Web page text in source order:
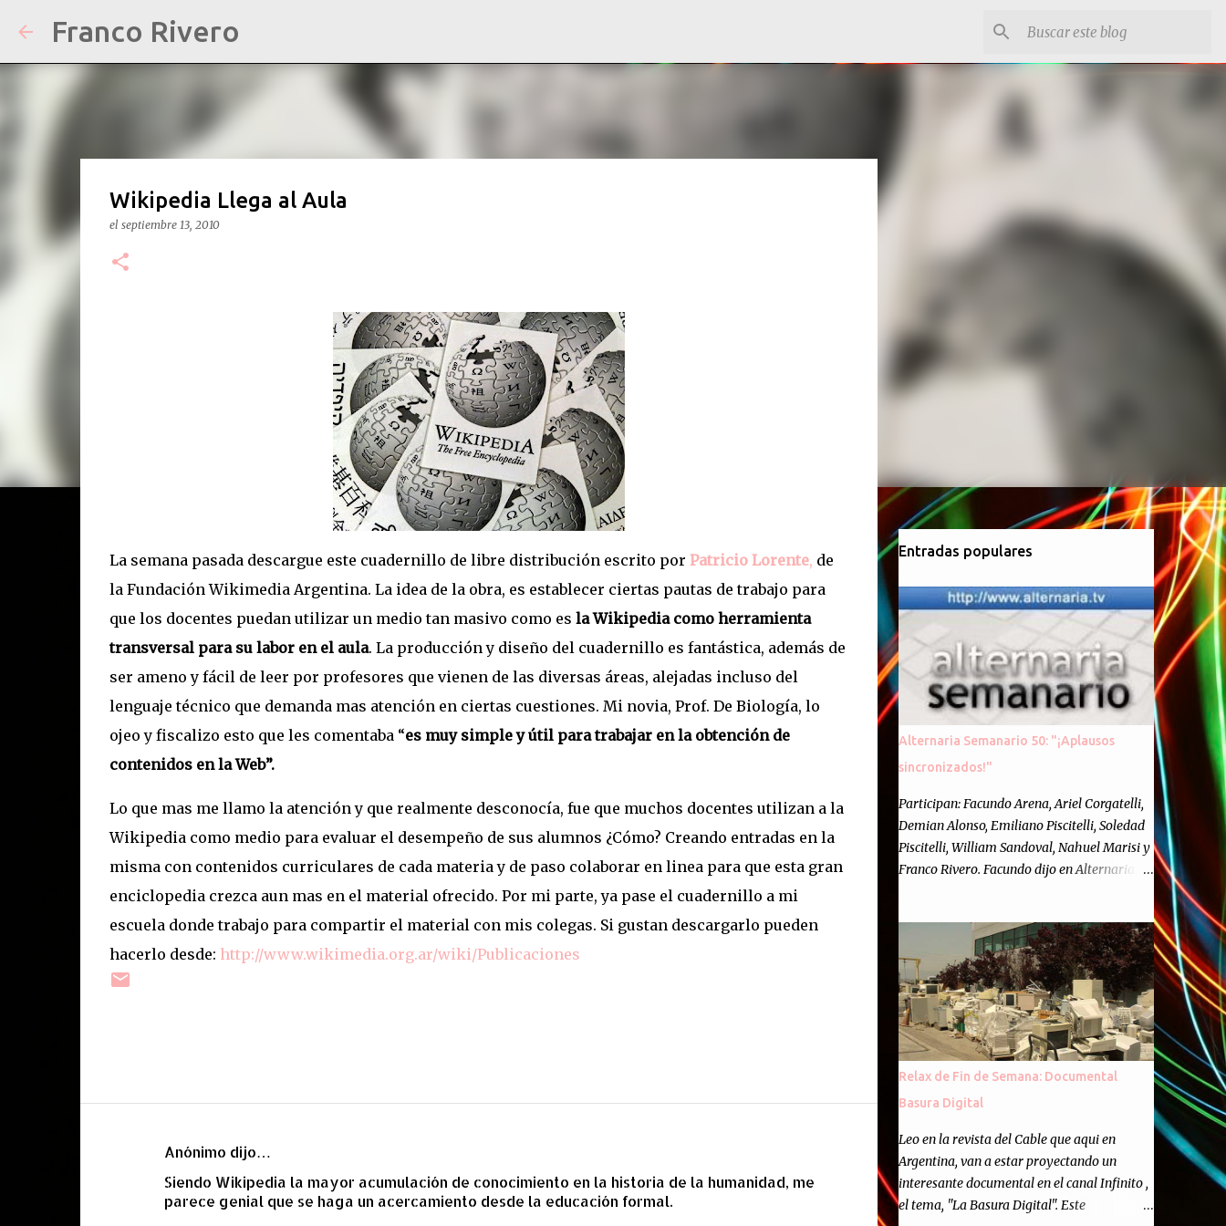
Franco Rivero
Wikipedia Llega al Aula
el septiembre 13, 2010
La semana pasada descargue este cuadernillo de libre distribución escrito por Patricio Lorente, de
la Fundación WikimediaArgentina. La idea de la obra, es establecer ciertas pautas de trabajo para
que los docentes puedan utilizar un medio tan masivo como es la Wikipediacomo herramienta
transversal para su labor en el aula. La producción y diseño del cuadernillo es fantástica, además de
ser ameno y fácil de leer por profesores que vienen de las diversas áreas, alejadas incluso del
lenguaje técnico que demanda mas atención en ciertas cuestiones. Mi novia, Prof. De Biología, lo
ojeo y fiscalizo esto que les comentaba “es muy simple y útil para trabajar en la obtención de
contenidos enla Web”.
Lo que mas me llamo la atención y que realmente desconocía, fue que muchos docentes utilizan a la
Wikipediacomo medio para evaluar el desempeño de sus alumnos ¿Cómo? Creando entradas en la
misma con contenidos curriculares de cada materia y de paso colaborar en linea para que esta gran
enciclopedia crezca aun mas en el material ofrecido. Por mi parte, ya pase el cuadernillo a mi
escuela donde trabajo para compartir el material con mis colegas. Si gustan descargarlo pueden
hacerlo desde: http://www.wikimedia.org.ar/wiki/Publicaciones
Anónimo dijo…
Siendo Wikipedia la mayor acumulación de conocimiento en la historia de la humanidad, me
parece genial que se haga un acercamiento desde la educación formal.
Entradas populares
Alternaria Semanario 50: "¡Aplausos
sincronizados!"
Participan: Facundo Arena, Ariel Corgatelli,
Demian Alonso, Emiliano Piscitelli, Soledad
Piscitelli, William Sandoval, Nahuel Marisi y
Franco Rivero. Facundo dijo en Alternaria :
Cincuenta ocasiones para ponernos en
contacto con ustedes y contarles las noticias
de tecnología más importantes, desde
nuestra propia óptica: un punto de vista
independiente e informal.Para festejarlo, se
nos ocurrió que estemos todos juntos; y
cuando digo "todos" me refiero a toda la
semanario como panelista, y a ustedes. Por
eso se nos ocurrió la idea de emitir video en
vivo. La tarea no fué facil, hubo que
coordinar horarios, preparar el estudio,
configurar muchos programejos y hacer
Relax de Fin de Semana: Documental
Basura Digital
Leo en la revista del Cable que aqui en
Argentina, van a estar proyectando un
interesante documental en el canal Infinito ,
el tema, "La Basura Digital". Este